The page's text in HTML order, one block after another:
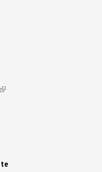
(link is external)